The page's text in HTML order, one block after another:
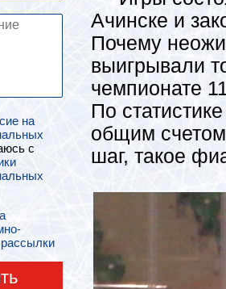
на
с
Ачинске и
Почему
выигрывали
чемпионате
По
общим
шаг, такое